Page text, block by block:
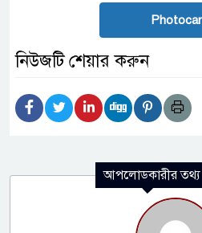
নিউজটি শেয়ার করুন
আপলোডকারীর তথ্য